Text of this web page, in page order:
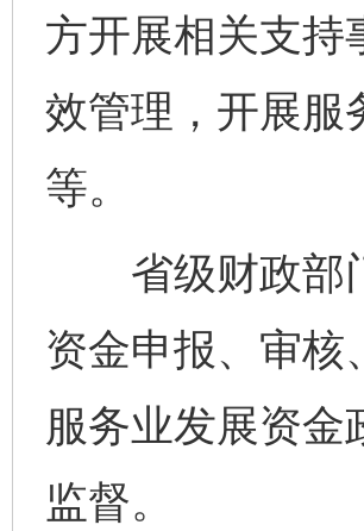
方开展相关支持
效管理，开展服
等。
省级财政部门
资金申报、审核
服务业发展资
监督。